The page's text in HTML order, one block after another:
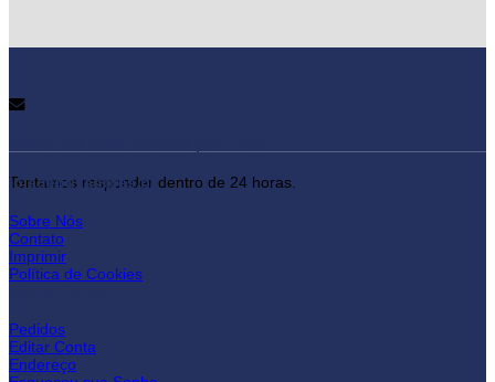
Tentamos responder dentro de 24 horas.
lojadepuxadores.pt
Sobre Nós
Contato
Imprimir
Política de Cookies
Pedidos
Editar Conta
Endereço